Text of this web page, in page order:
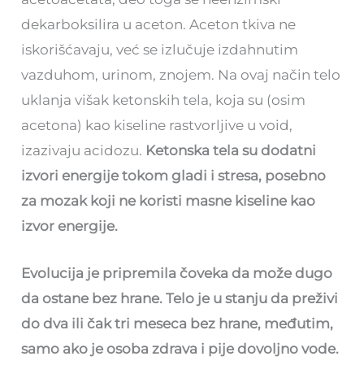
dekarboksilira u aceton. Aceton tkiva ne
iskorišćavaju, već se izlučuje izdahnutim
vazduhom, urinom, znojem. Na ovaj način telo
uklanja višak ketonskih tela, koja su (osim
acetona) kao kiseline rastvorljive u void,
izazivaju acidozu. Ketonska tela su dodatni
izvori energije tokom gladi i stresa, posebno
za mozak koji ne koristi masne kiseline kao
izvor energije.
Evolucija je pripremila čoveka da može dugo
da ostane bez hrane. Telo je u stanju da preživi
do dva ili čak tri meseca bez hrane, međutim,
samo ako je osoba zdrava i pije dovoljno vode.